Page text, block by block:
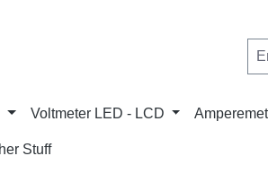
Voltmeter LED - LCD
Stuff